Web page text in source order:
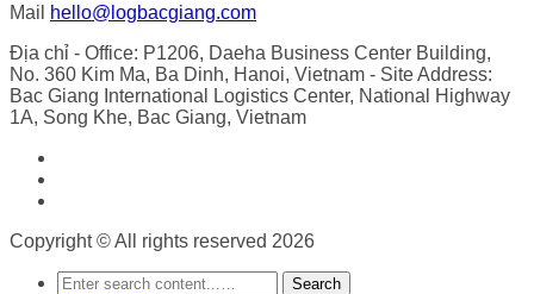
Mail
hello@logbacgiang.com
Địa chỉ - Office: P1206, Daeha Business Center Building,
No. 360 Kim Ma, Ba Dinh, Hanoi, Vietnam - Site Address:
Bac Giang International Logistics Center, National Highway
1A, Song Khe, Bac Giang, Vietnam
Copyright © All rights reserved 2026
Search